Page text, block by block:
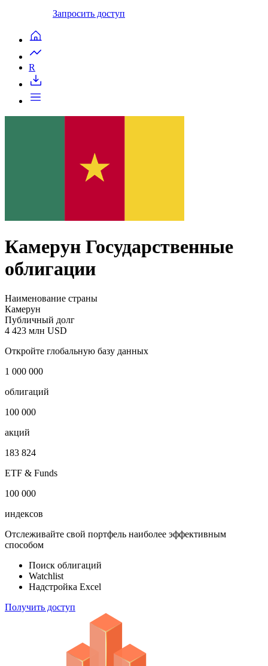
Запросить доступ
R
Камерун Государственные
облигации
Наименование страны
Камерун
Публичный долг
4 423 млн USD
Откройте глобальную базу данных
1 000 000
облигаций
100 000
акций
183 824
ETF & Funds
100 000
индексов
Отслеживайте свой портфель наиболее эффективным
способом
Поиск облигаций
Watchlist
Надстройка Excel
Получить доступ